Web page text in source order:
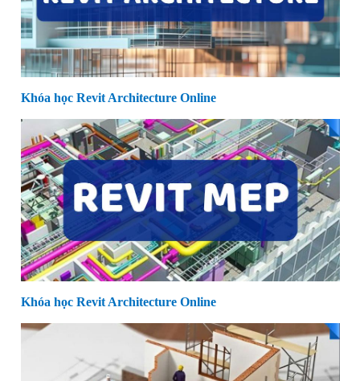
Khóa học Revit Architecture Online
Khóa học Revit Architecture Online